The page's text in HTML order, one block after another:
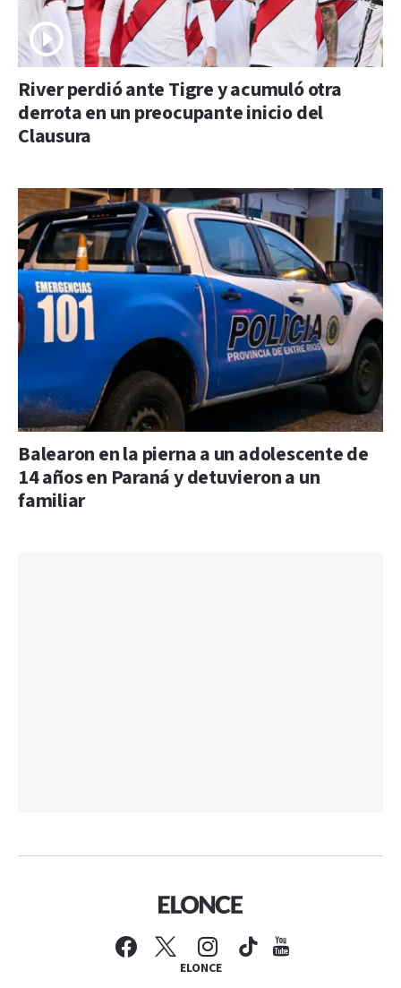
River perdió ante Tigre y acumuló otra
derrota en un preocupante inicio del
Clausura
Balearon en la pierna a un adolescente de
14 años en Paraná y detuvieron a un
familiar
ELONCE